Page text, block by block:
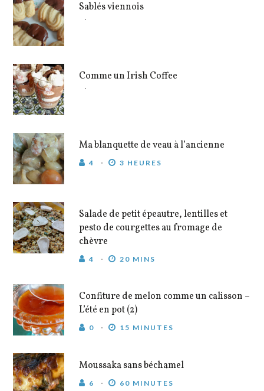
Sablés viennois
Comme un Irish Coffee
Ma blanquette de veau à l’ancienne
4 3 HEURES
Salade de petit épeautre, lentilles et
pesto de courgettes au fromage de
chèvre
4 20 MINS
Confiture de melon comme un calisson –
L’été en pot (2)
0 15 MINUTES
Moussaka sans béchamel
6 60 MINUTES